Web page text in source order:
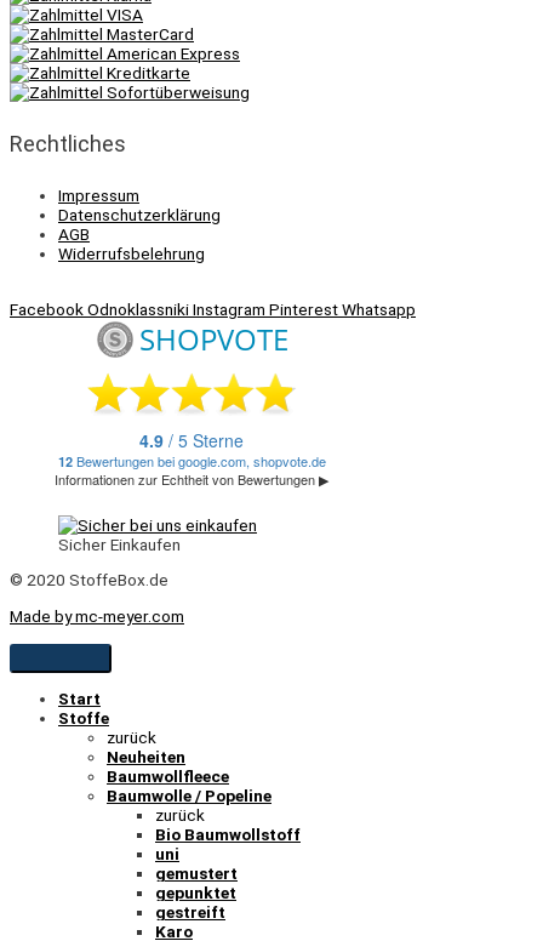
Rechtliches
Impressum
Datenschutzerklärung
AGB
Widerrufsbelehrung
FacebookOdnoklassnikiInstagram PinterestWhatsapp
Sicher Einkaufen
© 2020 StoffeBox.de
Made by mc-meyer.com
Start
Stoffe
zurück
Neuheiten
Baumwollfleece
Baumwolle / Popeline
zurück
Bio Baumwollstoff
uni
gemustert
gepunktet
gestreift
Karo